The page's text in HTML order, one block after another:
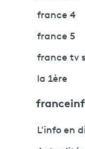
france 4
france 5
france tv
la 1ère
L'info en